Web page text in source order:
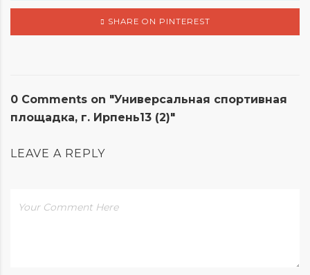
SHARE ON PINTEREST
0 Comments on "Универсальная спортивная
площадка, г. Ирпень13 (2)"
LEAVE A REPLY